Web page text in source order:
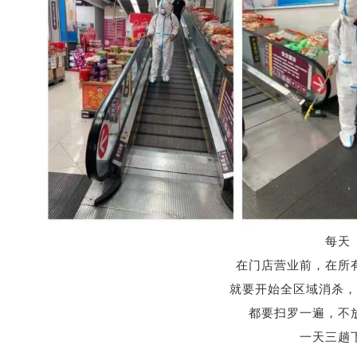
每天
在门店营业前，在所
就要开始全区域消杀
都要扫罗一遍，不
一天三趟